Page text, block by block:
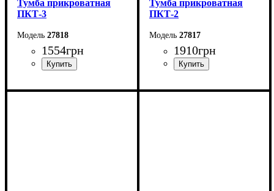
Тумба прикроватная
ПКТ-3
27818
1554грн
Ширина: 42 см
Тумба прикроватная
ПКТ-2
27817
1910грн
Ширина: 38 см